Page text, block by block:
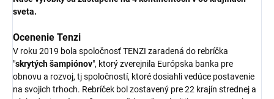
sveta.
Ocenenie Tenzi
V roku 2019 bola spoločnosť TENZI zaradená do rebríčka
"skrytých šampiónov", ktorý zverejnila Európska banka pre
obnovu a rozvoj, tj spoločností, ktoré dosiahli vedúce postavenie
na svojich trhoch. Rebríček bol zostavený pre 22 krajín strednej a